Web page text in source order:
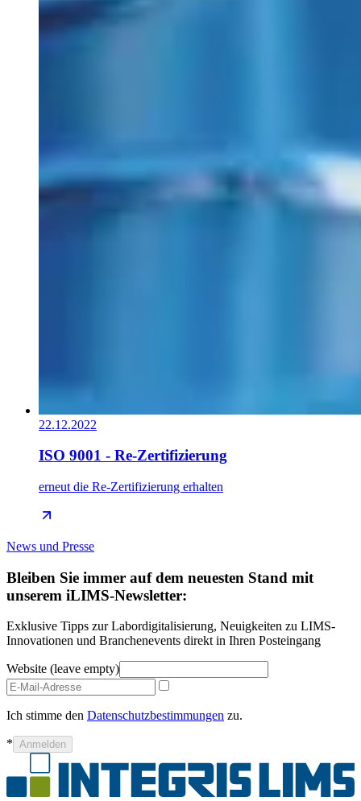
22.12.2022
ISO 9001 - Re-Zertifizierung
erneut die Re-Zertifizierung erhalten
News und Presse
Bleiben Sie immer auf dem neuesten Stand mit
unserem iLIMS-Newsletter:
Exklusive Tipps zur Labordigitalisierung, Neuigkeiten zu LIMS-
Innovationen und Branchenevents direkt in Ihren Posteingang
Website (leave empty)
Ich stimme den Datenschutzbestimmungen zu.
* Anmelden